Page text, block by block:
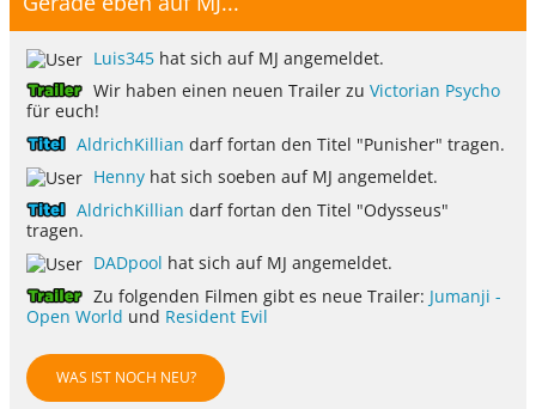
Luis345 hat sich auf MJ angemeldet.
Wir haben einen neuen Trailer zuVictorian Psycho
für euch!
AldrichKillian darf fortan den Titel "Punisher" tragen.
Henny hat sich soeben auf MJ angemeldet.
AldrichKillian darf fortan den Titel "Odysseus"
tragen.
DADpool hat sich auf MJ angemeldet.
Zu folgenden Filmen gibt es neue Trailer: Jumanji -
Open World und Resident Evil
WAS IST NOCH NEU?